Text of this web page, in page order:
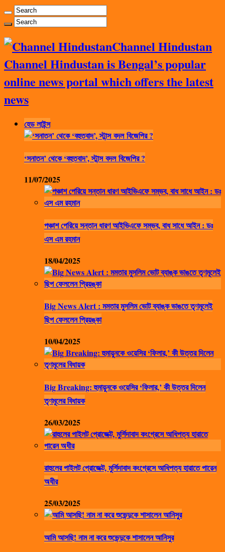
Channel Hindustan
Channel Hindustan is Bengal’s popular
online news portal which offers the latest
news
হেড লাইন্স
‘সনাতন’ থেকে ‘বহুতবাদ’, স্টান্স বদল বিজেপির ?
11/07/2025
পঞ্চাশ পেরিয়ে সন্তান ধারণ আইভিএফে সম্ভব, বাধ সাধে আইন : ডঃ
এস এম রহমান
18/04/2025
Big News Alert : মমতার মুসলিম ভোট ব্যাঙ্ক ভাঙতে তৃণমূলেই
ছিপ ফেললেন প্রিয়ঙ্কা
10/04/2025
Big Breaking: হুমায়ুনকে ওয়েসির ‘ফিলার,’ কী উত্তর দিলেন
তৃণমূলের বিধায়ক
26/03/2025
রাহুলের পাইলট প্রোজেক্ট, মুর্শিদাবাদ কংগ্রেসে আধিপত্য হারাতে পারেন
অধীর
25/03/2025
আমি আসছি! নাম না করে শুভেন্দুকে শাসালেন আনিসুর